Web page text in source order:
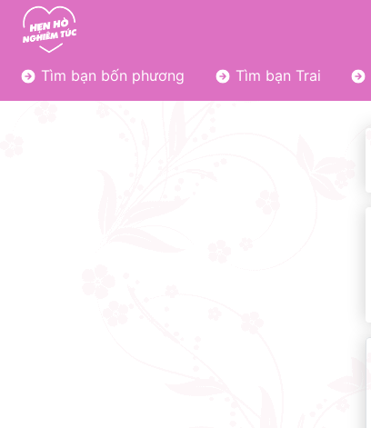
Tìm bạn bốn phương Tìm bạn Trai